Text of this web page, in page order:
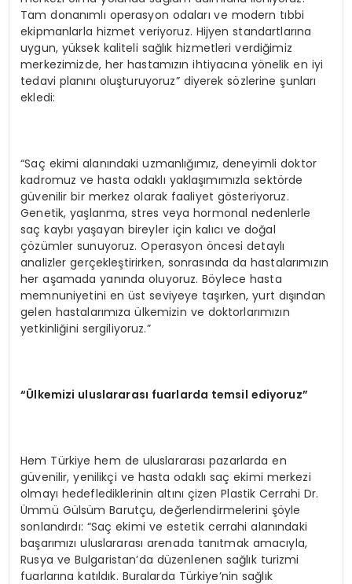
Tam donanımlı operasyon odaları ve modern tıbbi
ekipmanlarla hizmet veriyoruz. Hijyen standartlarına
uygun, yüksek kaliteli sağlık hizmetleri verdiğimiz
merkezimizde, her hastamızın ihtiyacına yönelik en iyi
tedavi planını oluşturuyoruz” diyerek sözlerine şunları
ekledi:
“Saç ekimi alanındaki uzmanlığımız, deneyimli doktor
kadromuz ve hasta odaklı yaklaşımımızla sektörde
güvenilir bir merkez olarak faaliyet gösteriyoruz.
Genetik, yaşlanma, stres veya hormonal nedenlerle
saç kaybı yaşayan bireyler için kalıcı ve doğal
çözümler sunuyoruz. Operasyon öncesi detaylı
analizler gerçekleştirirken, sonrasında da hastalarımızın
her aşamada yanında oluyoruz. Böylece hasta
memnuniyetini en üst seviyeye taşırken, yurt dışından
gelen hastalarımıza ülkemizin ve doktorlarımızın
yetkinliğini sergiliyoruz.”
“Ülkemizi uluslararası fuarlarda temsil ediyoruz”
Hem Türkiye hem de uluslararası pazarlarda en
güvenilir, yenilikçi ve hasta odaklı saç ekimi merkezi
olmayı hedeflediklerinin altını çizen Plastik Cerrahi Dr.
Ümmü Gülsüm Barutçu, değerlendirmelerini şöyle
sonlandırdı: “Saç ekimi ve estetik cerrahi alanındaki
başarımızı uluslararası arenada tanıtmak amacıyla,
Rusya ve Bulgaristan’da düzenlenen sağlık turizmi
fuarlarına katıldık. Buralarda Türkiye’nin sağlık